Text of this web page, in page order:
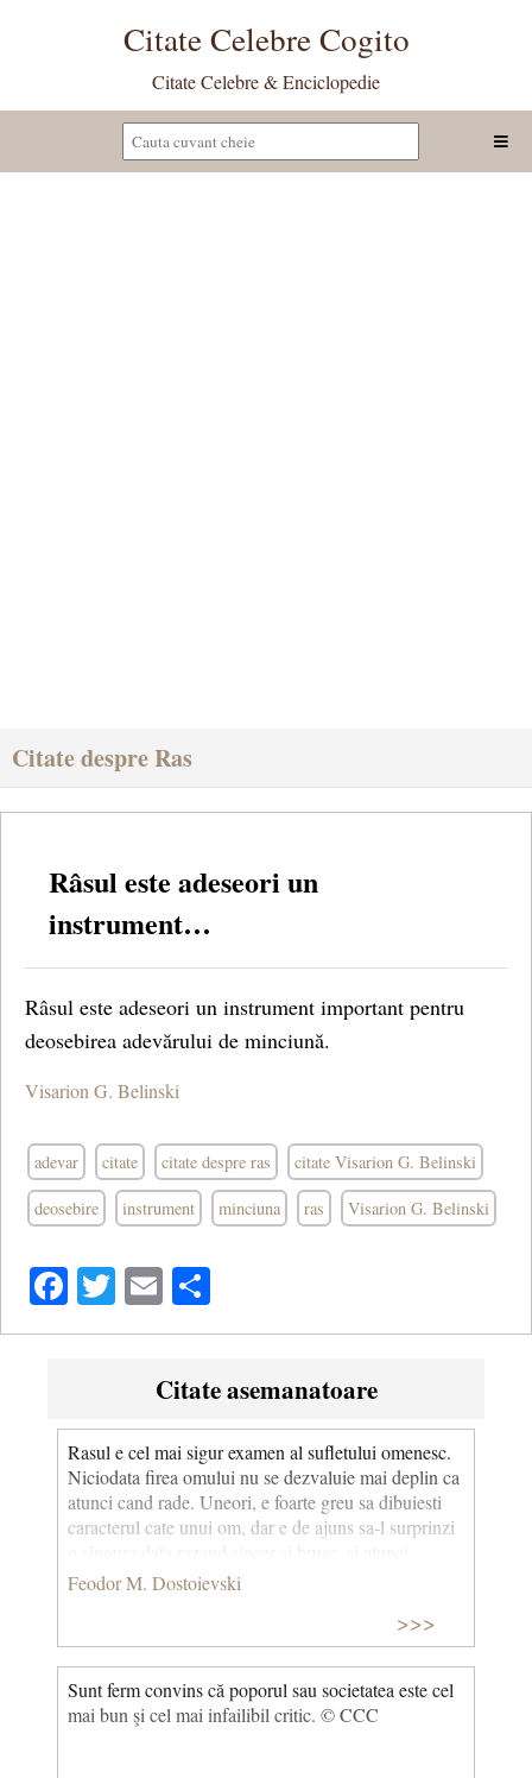
Citate Celebre Cogito
Citate Celebre & Enciclopedie
Citate despre Ras
Râsul este adeseori un
instrument…
Râsul este adeseori un instrument important pentru
deosebirea adevărului de minciună.
Visarion G. Belinski
adevar citate citate despre ras citate Visarion G. Belinski
deosebire instrument minciuna ras Visarion G. Belinski
Facebook
Twitter
Email
Citate asemanatoare
Rasul e cel mai sigur examen al sufletului omenesc.
Niciodata firea omului nu se dezvaluie mai deplin ca
atunci cand rade. Uneori, e foarte greu sa dibuiesti
caracterul cate unui om, dar e de ajuns sa-l surprinzi
o singura data razand sincer si brusc, si atunci
caracterul lui iti apare ca lumina zilei.
Feodor M. Dostoievski
>>>
Sunt ferm convins că poporul sau societatea este cel
mai bun şi cel mai infailibil critic. © CCC